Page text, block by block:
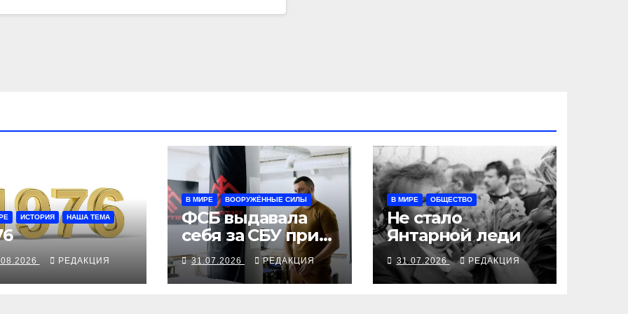
ИСТОРИЯ НАША ТЕМА
РЕДАКЦИЯ
В МИРЕ ВООРУЖЁННЫЕ СИЛЫ
ФСБ выдавала
себя за СБУ при
попытке
покушения на
командира
31.07.2026 РЕДАКЦИЯ
В МИРЕ ОБЩЕСТВО
Не стало
Янтарной леди
31.07.2026 РЕДАКЦИЯ